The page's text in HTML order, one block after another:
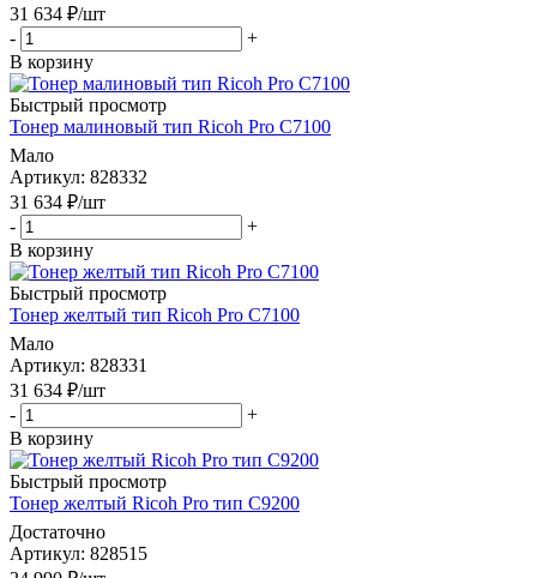
31 634 ₽/шт
-
+
В корзину
Быстрый просмотр
Тонер малиновый тип Ricoh Pro С7100
Мало
Артикул: 828332
31 634 ₽/шт
-
+
В корзину
Быстрый просмотр
Тонер желтый тип Ricoh Pro С7100
Мало
Артикул: 828331
31 634 ₽/шт
-
+
В корзину
Быстрый просмотр
Тонер желтый Ricoh Pro тип С9200
Достаточно
Артикул: 828515